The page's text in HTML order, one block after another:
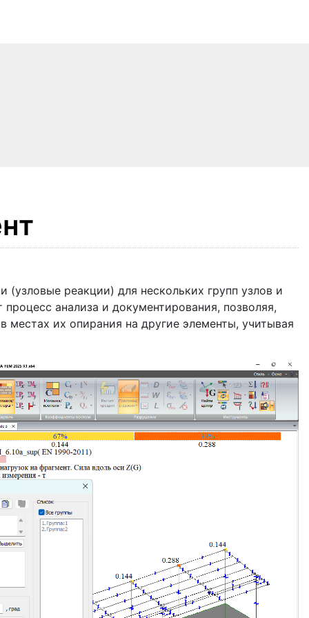
(узловые реакции) для нескольких групп узлов и
анализа и документирования, позволяя,
местах их опирания на другие элементы, учитывая